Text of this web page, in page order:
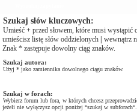
Szukaj słów kluczowych:
Umieść + przed słowem, które musi wystąpić
umieścisz listę słów oddzielonych | wewnątrz
Znak * zastępuje dowolny ciąg znaków.
Szukaj autora:
Użyj * jako zamiennika dowolnego ciągu znaków.
Szukaj w forach:
Wybierz forum lub fora, w których chcesz
jeżeli nie wyłączysz opcji poniżej “szukaj w subforach“.